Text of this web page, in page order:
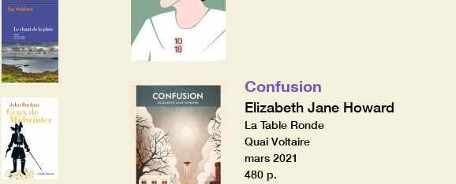
Confusion
Elizabeth Jane Howard
La Table Ronde
Quai Voltaire
mars 2021
480 p.